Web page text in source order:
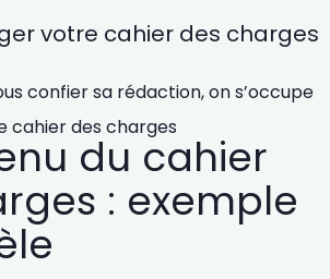
votre cahier des charges
confier sa rédaction, on s’occupe
cahier des charges
du cahier
: exemple